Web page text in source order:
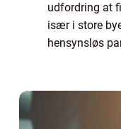
udfordring at
især i store
hensynsløs